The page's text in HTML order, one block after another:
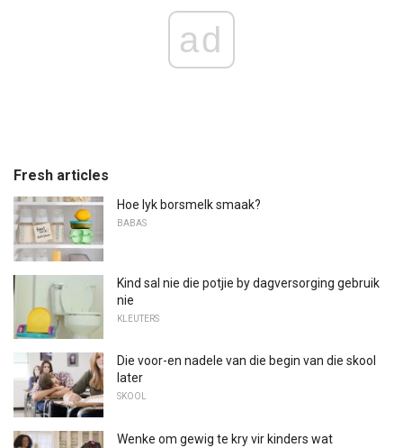
ad
Fresh articles
Hoe lyk borsmelk smaak?
BABAS
Kind sal nie die potjie by dagversorging gebruik
nie
KLEUTERS
Die voor-en nadele van die begin van die skool
later
SKOOL
Wenke om gewig te kry vir kinders wat